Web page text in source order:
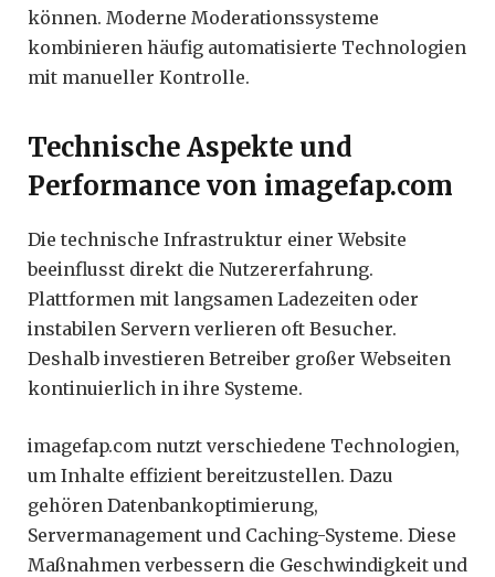
können. Moderne Moderationssysteme
kombinieren häufig automatisierte Technologien
mit manueller Kontrolle.
Technische Aspekte und
Performance von imagefap.com
Die technische Infrastruktur einer Website
beeinflusst direkt die Nutzererfahrung.
Plattformen mit langsamen Ladezeiten oder
instabilen Servern verlieren oft Besucher.
Deshalb investieren Betreiber großer Webseiten
kontinuierlich in ihre Systeme.
imagefap.com nutzt verschiedene Technologien,
um Inhalte effizient bereitzustellen. Dazu
gehören Datenbankoptimierung,
Servermanagement und Caching-Systeme. Diese
Maßnahmen verbessern die Geschwindigkeit und